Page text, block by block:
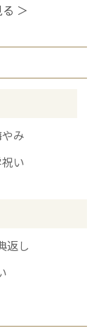
＞
み
い
返し